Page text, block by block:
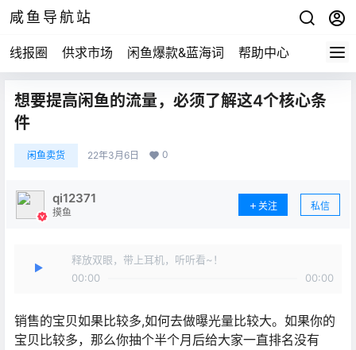
咸鱼导航站
线报圈 供求市场 闲鱼爆款&蓝海词 帮助中心
想要提高闲鱼的流量，必须了解这4个核心条
件
闲鱼卖货 22年3月6日 0
qi12371
摸鱼
关注 私信
释放双眼，带上耳机，听听看~！
00:00
00:00
销售的宝贝如果比较多,如何去做曝光量比较大。如果你的
宝贝比较多，那么你抽个半个月后给大家一直排名没有